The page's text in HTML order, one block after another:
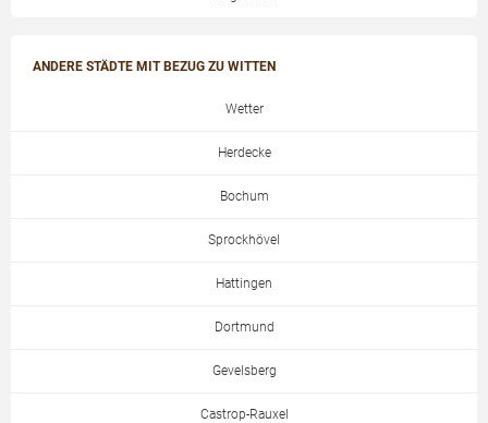
ANDERE STÄDTE MIT BEZUG ZU WITTEN
Wetter
Herdecke
Bochum
Sprockhövel
Hattingen
Dortmund
Gevelsberg
Castrop-Rauxel